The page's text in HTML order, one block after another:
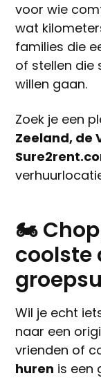
voor wie
wat
families die
of stellen die
willen gaan.
Zoek je een
Zeeland, de
🏍️
coolste
Wil je echt
naar een
vrienden of
huren is een